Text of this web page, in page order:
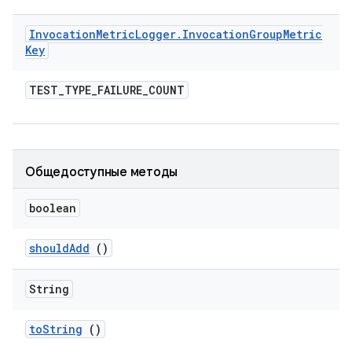
InvocationMetricLogger. InvocationGroupMetric
Key
TEST_TYPE_FAILURE_COUNT
Общедоступные методы
boolean
shouldAdd ()
String
toString ()